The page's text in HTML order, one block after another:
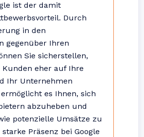
ist der damit
Durch
in den
gegenüber Ihren
Sie sicherstellen,
eher auf Ihre
Ihr Unternehmen
es Ihnen, sich
abzuheben und
potenzielle Umsätze zu
Präsenz bei Google